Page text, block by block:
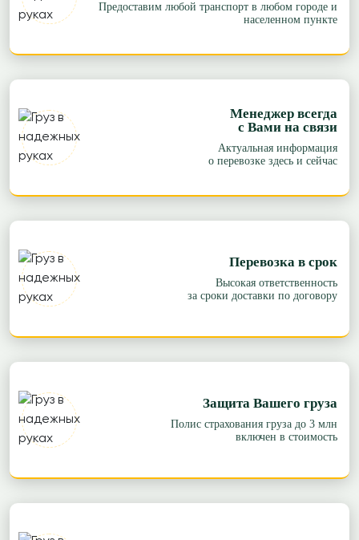
Предоставим любой транспорт в любом городе и
населенном пункте
Менеджер всегда
с Вами на связи
Актуальная информация
о перевозке здесь и сейчас
Перевозка в срок
Высокая ответственность
за сроки доставки по договору
Защита Вашего груза
Полис страхования груза до 3 млн
включен в стоимость